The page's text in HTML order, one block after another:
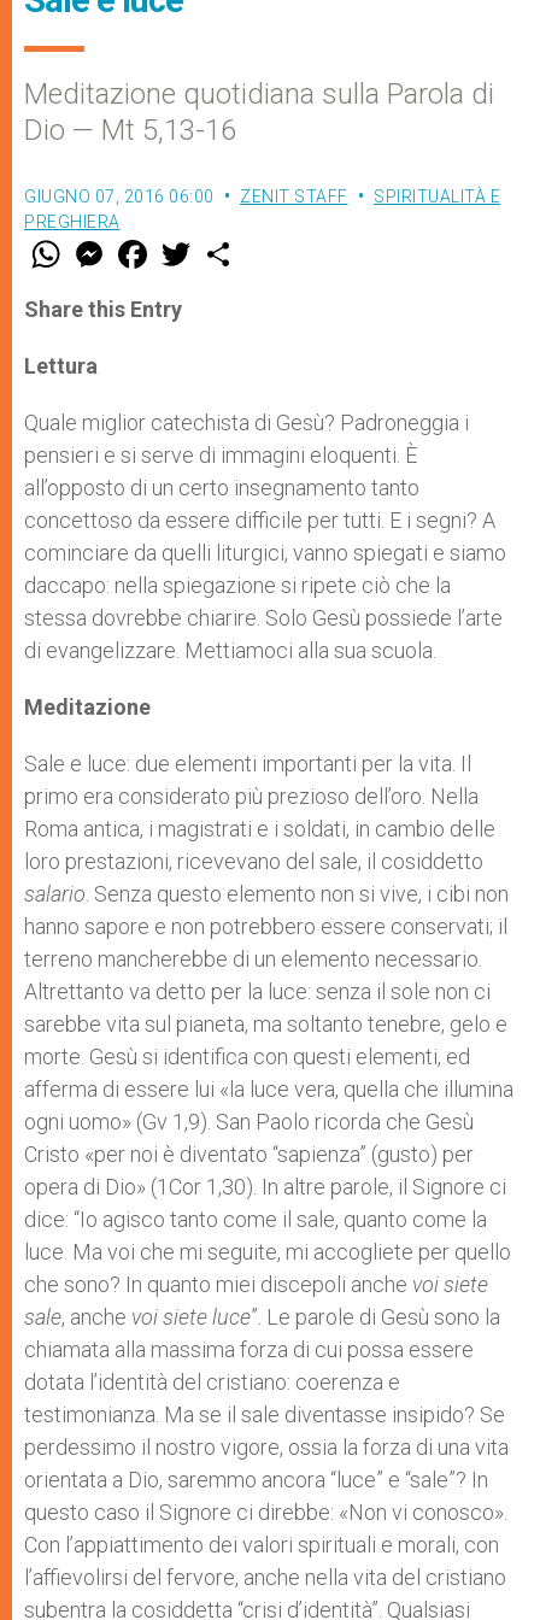
Meditazione quotidiana sulla Parola di
Dio — Mt 5,13-16
GIUGNO 07, 2016 06:00 ZENIT STAFF
SPIRITUALITÀ E
PREGHIERA
W
t
s
p
p
M
e
s
e
F
a
e
b
w
Share this Entry
Lettura
Quale miglior catechista di Gesù? Padroneggia i
pensieri e si serve di immagini eloquenti. È
all’opposto di un certo insegnamento tanto
concettoso da essere difficile per tutti. E i segni? A
cominciare da quelli liturgici, vanno spiegati e siamo
daccapo: nella spiegazione si ripete ciò che la
stessa dovrebbe chiarire. Solo Gesù possiede l’arte
di evangelizzare. Mettiamoci alla sua scuola.
Meditazione
Sale e luce: due elementi importanti per la vita. Il
primo era considerato più prezioso dell’oro. Nella
Roma antica, i magistrati e i soldati, in cambio delle
loro prestazioni, ricevevano del sale, il cosiddetto
salario . Senza questo elemento non si vive, i cibi non
hanno sapore e non potrebbero essere conservati; il
terreno mancherebbe di un elemento necessario.
Altrettanto va detto per la luce: senza il sole non ci
sarebbe vita sul pianeta, ma soltanto tenebre, gelo e
morte. Gesù si identifica con questi elementi, ed
afferma di essere lui «la luce vera, quella che illumina
ogni uomo» (Gv 1,9). San Paolo ricorda che Gesù
Cristo «per noi è diventato “sapienza” (gusto) per
opera di Dio» (1Cor 1,30). In altre parole, il Signore ci
dice: “Io agisco tanto come il sale, quanto come la
luce. Ma voi che mi seguite, mi accogliete per quello
che sono? In quanto miei discepoli anche voi siete
sale, anche voi siete luce”. Le parole di Gesù sono la
chiamata alla massima forza di cui possa essere
dotata l’identità del cristiano: coerenza e
testimonianza. Ma se il sale diventasse insipido? Se
perdessimo il nostro vigore, ossia la forza di una vita
orientata a Dio, saremmo ancora “luce” e “sale”? In
questo caso il Signore ci direbbe: «Non vi conosco».
Con l’appiattimento dei valori spirituali e morali, con
l’affievolirsi del fervore, anche nella vita del cristiano
subentra la cosiddetta “crisi d’identità”. Qualsiasi